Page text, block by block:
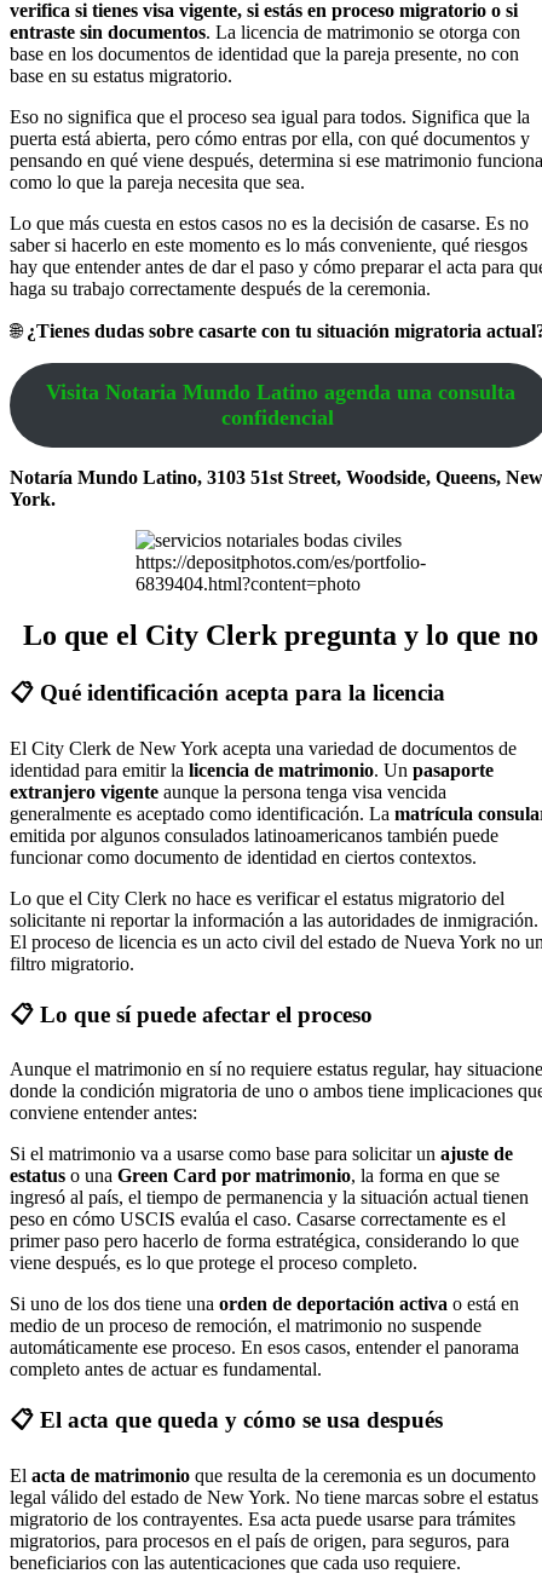
verifica si tienes visa vigente, si estás en proceso migratorio o si
entraste sin documentos. La licencia de matrimonio se otorga con
base en los documentos de identidad que la pareja presente, no con
base en su estatus migratorio.
Eso no significa que el proceso sea igual para todos. Significa que la
puerta está abierta, pero cómo entras por ella, con qué documentos y
pensando en qué viene después, determina si ese matrimonio funciona
como lo que la pareja necesita que sea.
Lo que más cuesta en estos casos no es la decisión de casarse. Es no
saber si hacerlo en este momento es lo más conveniente, qué riesgos
hay que entender antes de dar el paso y cómo preparar el acta para
haga su trabajo correctamente después de la ceremonia.
🌐¿Tienes dudas sobre casarte con tu situación migratoria
Visita Notaria Mundo Latino agenda una consulta
confidencial
Notaría Mundo Latino, 3103 51st Street, Woodside, Queens, New
York.
https://depositphotos.com/es/portfolio-
6839404.html?content=photo
Lo que el City Clerk pregunta y lo que no
📋 Qué identificación acepta para la licencia
El City Clerk de New York acepta una variedad de documentos de
identidad para emitir la licencia de matrimonio. Un pasaporte
extranjero vigente aunque la persona tenga visa vencida
generalmente es aceptado como identificación. La matrícula
emitida por algunos consulados latinoamericanos también puede
funcionar como documento de identidad en ciertos contextos.
Lo que el City Clerk no hace es verificar el estatus migratorio del
solicitante ni reportar la información a las autoridades de inmigración.
El proceso de licencia es un acto civil del estado de Nueva York no
filtro migratorio.
📋 Lo que sí puede afectar el proceso
Aunque el matrimonio en sí no requiere estatus regular, hay
donde la condición migratoria de uno o ambos tiene implicaciones
conviene entender antes:
Si el matrimonio va a usarse como base para solicitar un ajuste de
estatus o una Green Card por matrimonio, la forma en que se
ingresó al país, el tiempo de permanencia y la situación actual tienen
peso en cómo USCIS evalúa el caso. Casarse correctamente es el
primer paso pero hacerlo de forma estratégica, considerando lo que
viene después, es lo que protege el proceso completo.
Si uno de los dos tiene una orden de deportación activa o está en
medio de un proceso de remoción, el matrimonio no suspende
automáticamente ese proceso. En esos casos, entender el panorama
completo antes de actuar es fundamental.
📋 El acta que queda y cómo se usa después
El acta de matrimonio que resulta de la ceremonia es un documento
legal válido del estado de New York. No tiene marcas sobre el estatus
migratorio de los contrayentes. Esa acta puede usarse para trámites
migratorios, para procesos en el país de origen, para seguros, para
beneficiarios con las autenticaciones que cada uso requiere.